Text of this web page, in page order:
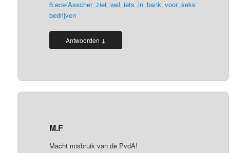
6.ece/Asscher_ziet_wel_iets_in_bank_voor_seks
bedrijven
Antwoorden ↓
M.F
Macht misbruik van de PvdA!